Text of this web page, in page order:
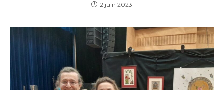
2 juin 2023